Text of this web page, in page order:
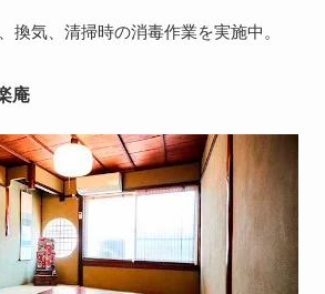
換気、清掃時の消毒作業を実施中。
庵